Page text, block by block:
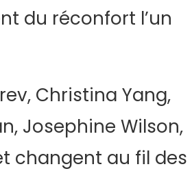
du réconfort l’un
Christina Yang,
Josephine Wilson,
changent au fil des